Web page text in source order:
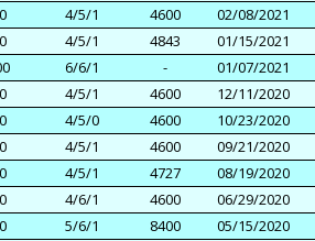
4/5/1 4600
02/08/2021
4/5/1 4843
01/15/2021
6/6/1 -
01/07/2021
4/5/1 4600
12/11/2020
4/5/0 4600
10/23/2020
4/5/1 4600
09/21/2020
4/5/1 4727
08/19/2020
4/6/1 4600
06/29/2020
5/6/1 8400
05/15/2020